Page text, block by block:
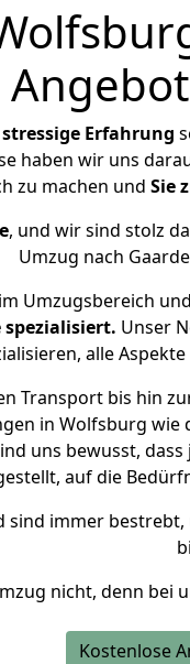
stressige Erfahrung
haben wir uns
zu machen und Sie
, und wir sind stolz
Umzug nach
im Umzugsbereich
Unser
alle
Transport bis hin
in Wolfsburg wie
uns bewusst,
auf die
sind immer bestrebt,
nicht, denn bei
Kostenlose